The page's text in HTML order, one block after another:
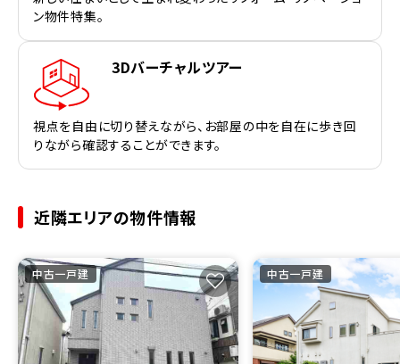
ン物件特集。
3Dバーチャルツアー
視点を自由に切り替えながら、お部屋の中を自在に歩き回
りながら確認することができます。
近隣エリアの物件情報
中古一戸建 中古一戸建